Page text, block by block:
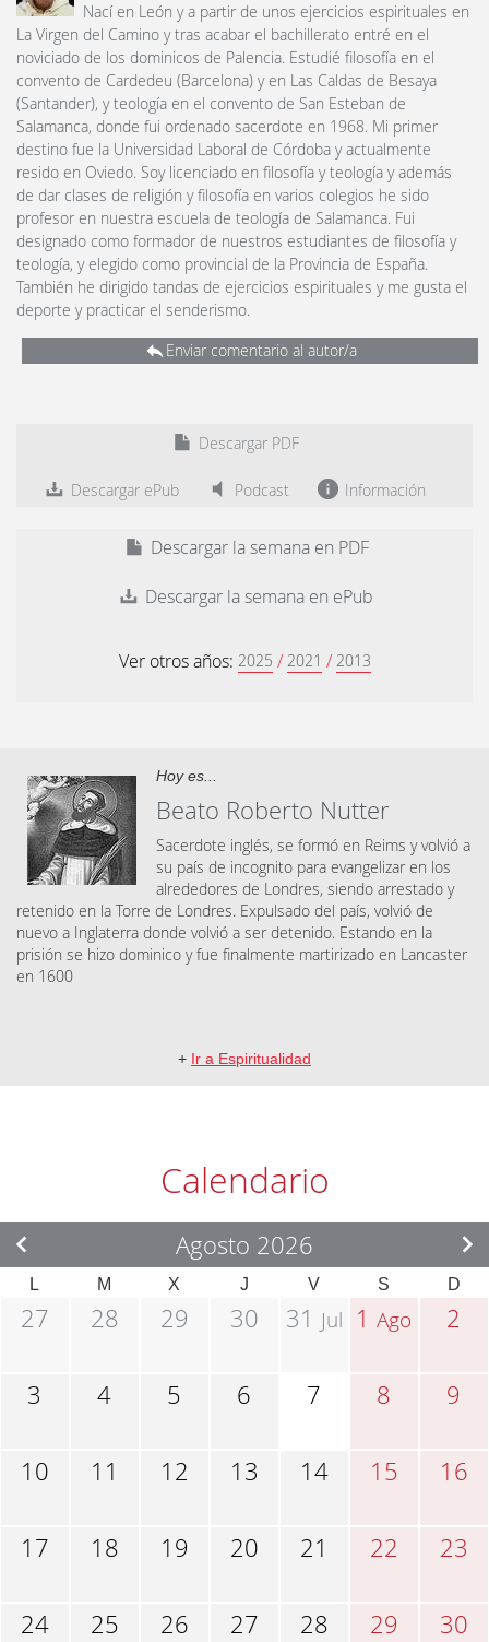
Nací en León y a partir de unos ejercicios espirituales en
La Virgen del Camino y tras acabar el bachillerato entré en el
noviciado de los dominicos de Palencia. Estudié filosofía en el
convento de Cardedeu (Barcelona) y en Las Caldas de Besaya
(Santander), y teología en el convento de San Esteban de
Salamanca, donde fui ordenado sacerdote en 1968. Mi primer
destino fue la Universidad Laboral de Córdoba y actualmente
resido en Oviedo. Soy licenciado en filosofía y teología y además
de dar clases de religión y filosofía en varios colegios he sido
profesor en nuestra escuela de teología de Salamanca. Fui
designado como formador de nuestros estudiantes de filosofía y
teología, y elegido como provincial de la Provincia de España.
También he dirigido tandas de ejercicios espirituales y me gusta el
deporte y practicar el senderismo.
Enviar comentario al autor/a
Descargar PDF
Descargar ePub Podcast Información
Descargar la semana en PDF
Descargar la semana en ePub
Ver otros años: 2025 / 2021 / 2013
Hoy es...
Beato Roberto Nutter
Sacerdote inglés, se formó en Reims y volvió a
su país de incognito para evangelizar en los
alrededores de Londres, siendo arrestado y
retenido en la Torre de Londres. Expulsado del país, volvió de
nuevo a Inglaterra donde volvió a ser detenido. Estando en la
prisión se hizo dominico y fue finalmente martirizado en Lancaster
en 1600
+ Ir a Espiritualidad
Calendario
Agosto 2026
L M X J V S D
27 28 29 30 31 Jul 1Ago 2
3 4 5 6 7 8 9
10 11 12 13 14 15 16
17 18 19 20 21 22 23
24 25 26 27 28 29 30